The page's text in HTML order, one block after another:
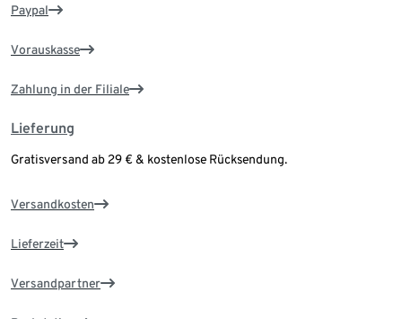
Paypal
Vorauskasse
Zahlung in der Filiale
Lieferung
Gratisversand ab 29 € & kostenlose Rücksendung.
Versandkosten
Lieferzeit
Versandpartner